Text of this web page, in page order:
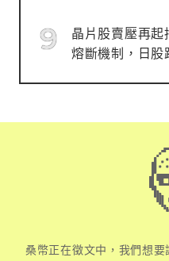
晶片股賣壓再
熔斷機制，日股
桑幣正在徵文中，我們想要